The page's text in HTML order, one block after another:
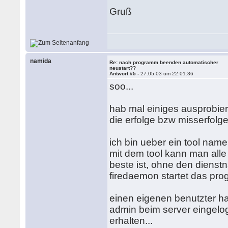
Gruß
namida
Re: nach programm beenden automatischer
neustart??
Antwort #5 -27.05.03 um 22:01:36
soo...
hab mal einiges
die erfolge bzw
ich bin ueber ein tool
mit dem tool kann man
beste ist, ohne den
firedaemon startet das
einen eigenen benutzter
admin beim server
erhalten...